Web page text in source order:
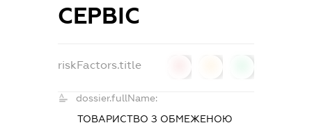
СЕРВІС
riskFactors.title
dossier.fullName:
ТОВАРИСТВО З ОБМЕЖЕНОЮ